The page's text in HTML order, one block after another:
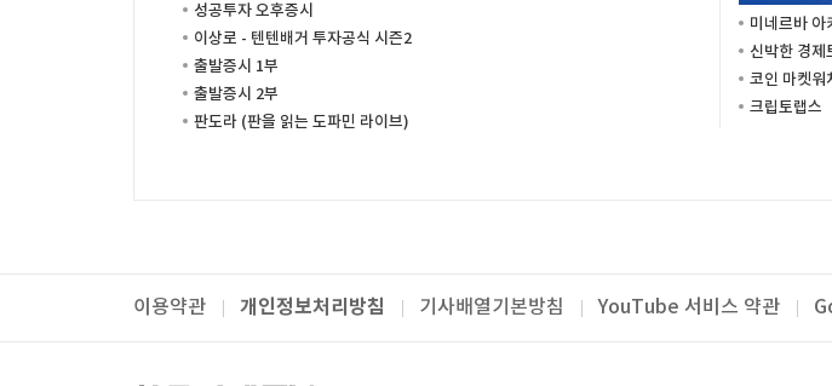
성공투자 오후증시
이상로 - 텐텐배거 투자공식 시즌2
출발증시 1부
출발증시 2부
판도라 (판을 읽는 도파민 라이브)
미네르바 아
신박한 경제
코인 마켓워
크립토랩스
이용약관 개인정보처리방침 기사배열기본방침 YouTube 서비스 약관
패밀리사이트